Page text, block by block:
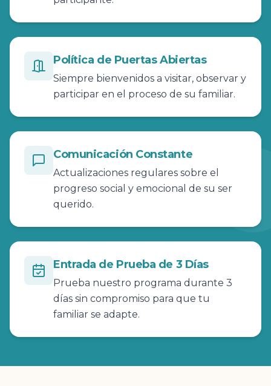
Política de Puertas Abiertas
Siempre bienvenidos a visitar, observar y
participar en el proceso de su familiar.
Comunicación Constante
Actualizaciones regulares sobre el
progreso social y emocional de su ser
querido.
Entrada de Prueba de 3 Días
Prueba nuestro programa durante 3
días sin compromiso para que tu
familiar se adapte.